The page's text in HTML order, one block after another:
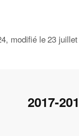
, modifié le23
2017-